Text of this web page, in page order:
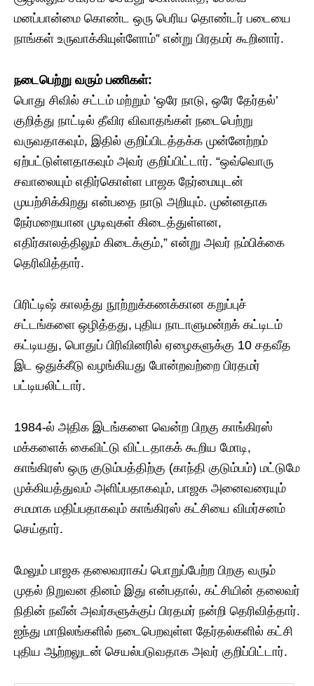
மனப்பான்மை கொண்ட ஒரு பெரிய தொண்டர் படையை
நாங்கள் உருவாக்கியுள்ளோம்” என்று பிரதமர் கூறினார்.
​நடைபெற்று வரும் பணிகள்:
பொது சிவில் சட்டம் மற்றும் ‘ஒரே நாடு, ஒரே தேர்தல்’
குறித்து நாட்டில் தீவிர விவாதங்கள் நடைபெற்று
வருவதாகவும், இதில் குறிப்பிடத்தக்க முன்னேற்றம்
ஏற்பட்டுள்ளதாகவும் அவர் குறிப்பிட்டார். “ஒவ்வொரு
சவாலையும் எதிர்கொள்ள பாஜக நேர்மையுடன்
முயற்சிக்கிறது என்பதை நாடு அறியும். முன்னதாக
நேர்மறையான முடிவுகள் கிடைத்துள்ளன,
எதிர்காலத்திலும் கிடைக்கும்,” என்று அவர் நம்பிக்கை
தெரிவித்தார்.
​பிரிட்டிஷ் காலத்து நூற்றுக்கணக்கான கறுப்புச்
சட்டங்களை ஒழித்தது, புதிய நாடாளுமன்றக் கட்டிடம்
கட்டியது, பொதுப் பிரிவினரில் ஏழைகளுக்கு 10 சதவீத
இட ஒதுக்கீடு வழங்கியது போன்றவற்றை பிரதமர்
பட்டியலிட்டார்.
​1984-ல் அதிக இடங்களை வென்ற பிறகு காங்கிரஸ்
மக்களைக் கைவிட்டு விட்டதாகக் கூறிய மோடி,
காங்கிரஸ் ஒரு குடும்பத்திற்கு (காந்தி குடும்பம்) மட்டுமே
முக்கியத்துவம் அளிப்பதாகவும், பாஜக அனைவரையும்
சமமாக மதிப்பதாகவும் காங்கிரஸ் கட்சியை விமர்சனம்
செய்தார்.
​மேலும் பாஜக தலைவராகப் பொறுப்பேற்ற பிறகு வரும்
முதல் நிறுவன தினம் இது என்பதால், கட்சியின் தலைவர்
நிதின் நவீன் அவர்களுக்குப் பிரதமர் நன்றி தெரிவித்தார்.
ஐந்து மாநிலங்களில் நடைபெறவுள்ள தேர்தல்களில் கட்சி
புதிய ஆற்றலுடன் செயல்படுவதாக அவர் குறிப்பிட்டார்.